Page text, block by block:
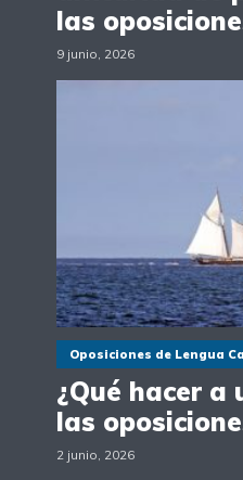
las
9 junio, 2026
Oposiciones de Lengua
¿Qué hacer a
las
2 junio, 2026